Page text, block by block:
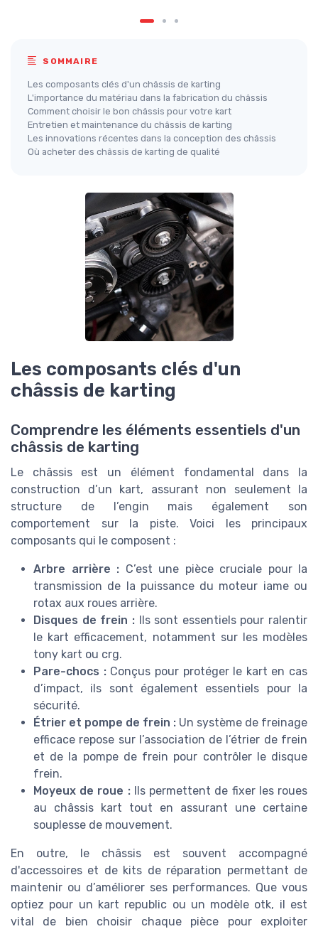
SOMMAIRE
Les composants clés d'un châssis de karting
L'importance du matériau dans la fabrication du châssis
Comment choisir le bon châssis pour votre kart
Entretien et maintenance du châssis de karting
Les innovations récentes dans la conception des châssis
Où acheter des châssis de karting de qualité
Les composants clés d'un
châssis de karting
Comprendre les éléments essentiels d'un
châssis de karting
Le châssis est un élément fondamental dans la
construction d’un kart, assurant non seulement la
structure de l’engin mais également son
comportement sur la piste. Voici les principaux
composants qui le composent :
Arbre arrière : C’est une pièce cruciale pour la
transmission de la puissance du moteur iame ou
rotax aux roues arrière.
Disques de frein :Ils sont essentiels pour ralentir
le kart efficacement, notamment sur les modèles
tony kart ou crg.
Pare-chocs :Conçus pour protéger le kart en cas
d’impact, ils sont également essentiels pour la
sécurité.
Étrier et pompe de frein : Un système de freinage
efficace repose sur l’association de l’étrier de frein
et de la pompe de frein pour contrôler le disque
frein.
Moyeux de roue :Ils permettent de fixer les roues
au châssis kart tout en assurant une certaine
souplesse de mouvement.
En outre, le châssis est souvent accompagné
d'accessoires et de kits de réparation permettant de
maintenir ou d’améliorer ses performances. Que vous
optiez pour un kart republic ou un modèle otk, il est
vital de bien choisir chaque pièce pour exploiter